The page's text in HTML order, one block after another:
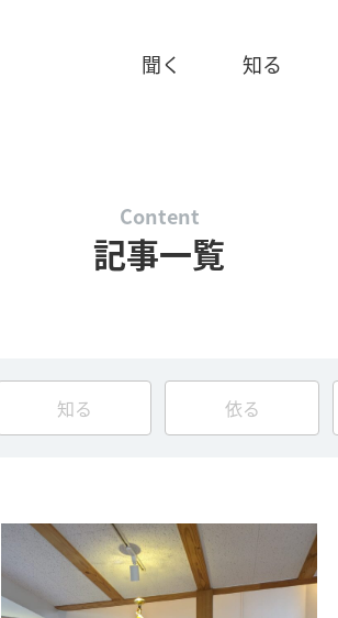
聞く 知る
Content
記事一覧
知る 依る